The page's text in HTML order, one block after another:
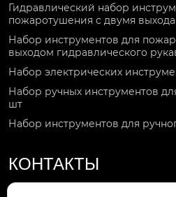
Гидравлический набор
пожаротушения с двумя
Набор инструментов для
выходом гидравлического
Набор электрических
Набор ручных инструментов
шт
Набор инструментов для
КОНТАКТЫ